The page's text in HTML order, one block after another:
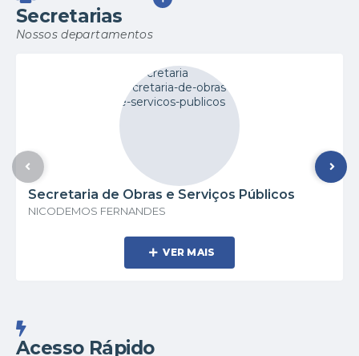
Secretarias
Nossos departamentos
Secretaria de Obras e Serviços Públicos
NICODEMOS FERNANDES
VER MAIS
Acesso Rápido